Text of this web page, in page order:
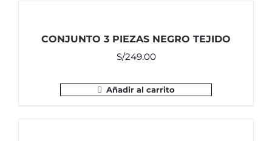
CONJUNTO 3 PIEZAS NEGRO TEJIDO
S/249.00
Añadir al carrito